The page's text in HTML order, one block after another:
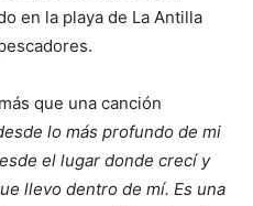
en la playa de La Antilla
que una canción
lo más profundo de mi
el lugar donde crecí y
llevo dentro de mí. Es una